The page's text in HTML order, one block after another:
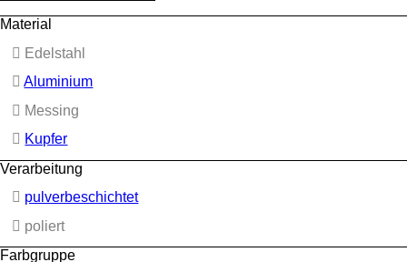
Material
Edelstahl
Aluminium
Messing
Kupfer
Verarbeitung
pulverbeschichtet
poliert
Farbgruppe